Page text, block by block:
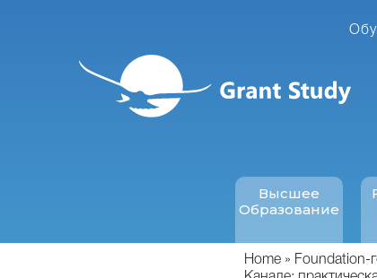
содержанию
Высшее
Образование
Home Foundation-